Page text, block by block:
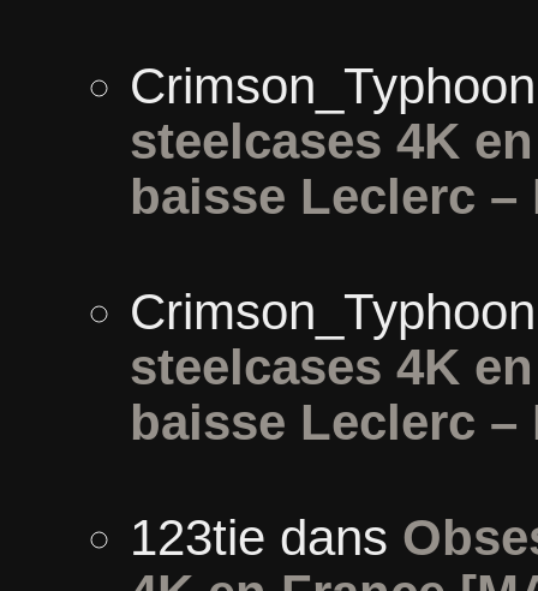
Crimson_Typhoon
steelcases 4K
baisse Leclerc
Crimson_Typhoon
steelcases 4K
baisse Leclerc
123tie dans